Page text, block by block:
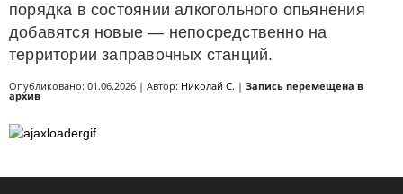
порядка в состоянии алкогольного опьянения
добавятся новые — непосредственно на
территории заправочных станций.
Опубликовано: 01.06.2026 | Автор: Николай С. | Запись перемещена в
архив